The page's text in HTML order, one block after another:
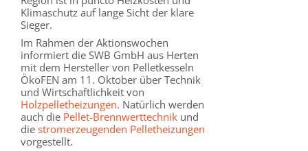
Klimaschutz auf lange Sicht der klare
Sieger.
Im Rahmen der Aktionswochen
informiert die SWB GmbH aus Herten
mit dem Hersteller von Pelletkesseln
ÖkoFEN am 11. Oktober über Technik
und Wirtschaftlichkeit von
Holzpelletheizungen. Natürlich werden
auch die Pellet-Brennwerttechnik und
die stromerzeugenden Pelletheizungen
vorgestellt.